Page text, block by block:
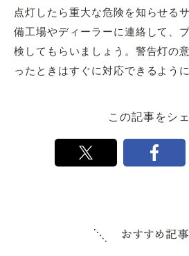
点灯したら重大な危険を知らせる
備工場やディーラーに連絡して、
検してもらいましょう。警告灯の
ったときはすぐに対応できるよう
この記事をシ